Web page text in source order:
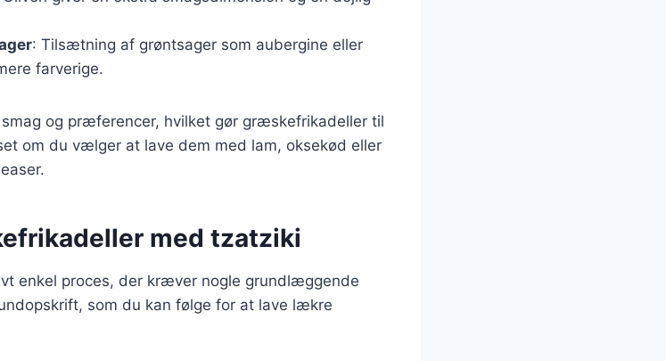
: Tilsætning af grøntsager som aubergine eller
farverige.
og præferencer, hvilket gør græskefrikadeller til
om du vælger at lave dem med lam, oksekød eller
med tzatziki
enkel proces, der kræver nogle grundlæggende
som du kan følge for at lave lækre